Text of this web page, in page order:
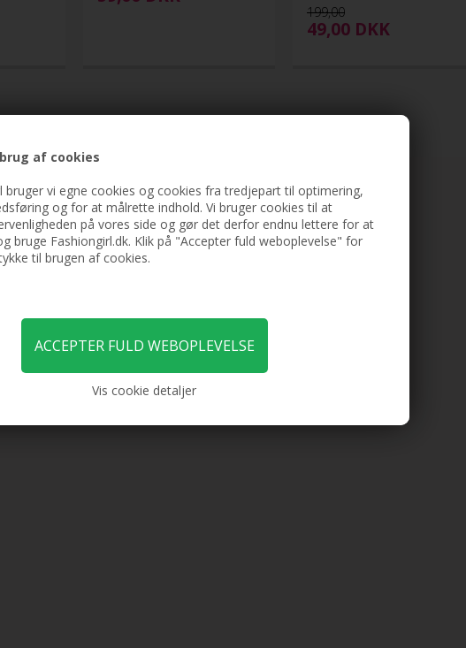
af cookies
bruger vi egne cookies og cookies fra tredjepart til optimering,
og for at målrette indhold. Vi bruger cookies til at
på vores side og gør det derfor endnu lettere for at
bruge Fashiongirl.dk. Klik på "Accepter fuld weboplevelse" for
til brugen af cookies.
Vis cookie detaljer
199,00
49,00 DKK